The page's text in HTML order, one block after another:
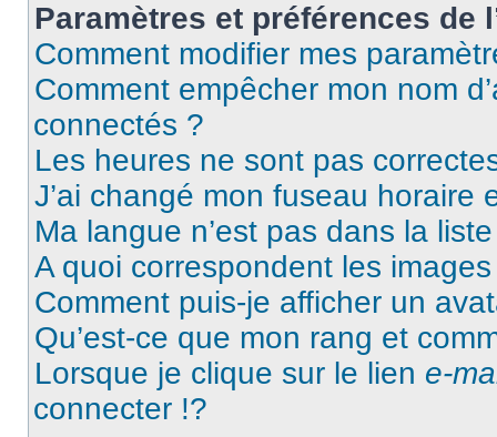
Paramètres et préférences de
Comment modifier mes
Comment empêcher mon nom
connectés ?
Les heures ne sont pas
J’ai changé mon fuseau horaire
Ma langue n’est pas dans la
A quoi correspondent les
Comment puis-je afficher un
Qu’est-ce que mon rang et
Lorsque je clique sur le lien e-
connecter !?